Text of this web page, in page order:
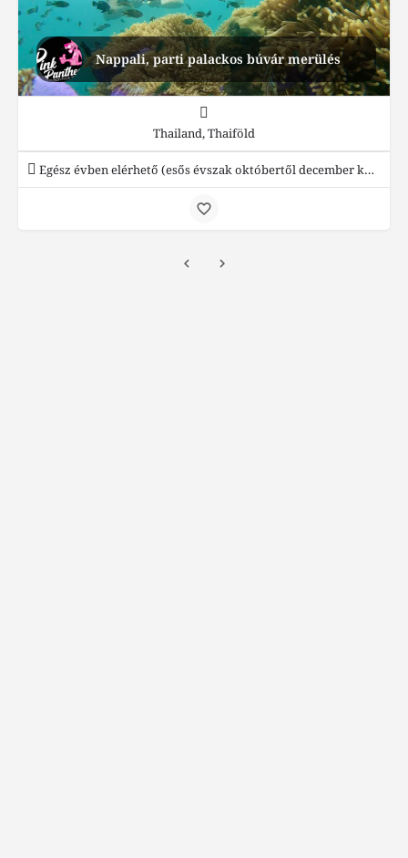
Nappali, parti palackos búvár merülés
Thailand, Thaiföld
Egész évben elérhető (esős évszak októbertől december közepéig)